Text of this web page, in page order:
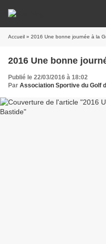
Accueil » 2016 Une bonne journée à la
2016 Une bonne
Publié le 22/03/2016 à 18:02
Par Association Sportive du Golf